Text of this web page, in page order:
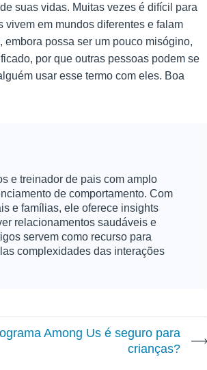
suas vidas. Muitas vezes é difícil para
em mundos diferentes e falam
possa ser um pouco misógino,
por que outras pessoas podem se
usar esse termo com eles. Boa
e treinador de pais com amplo
de comportamento. Com
e famílias, ele oferece insights
relacionamentos saudáveis e
servem como recurso para
complexidades das interações
Among Us é seguro para
crianças?